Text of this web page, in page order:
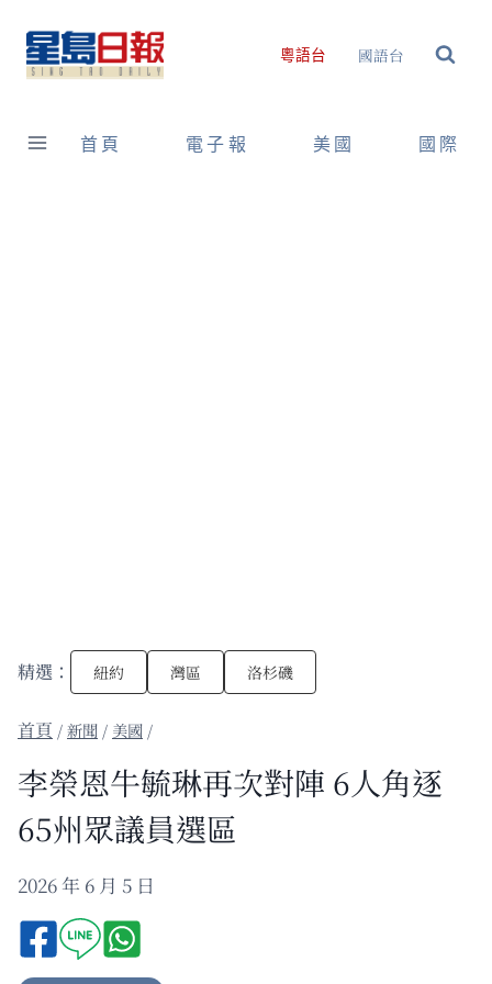
content
粵語台 國語台
首頁 電子報 美國 國際
精選： 紐約 灣區 洛杉磯
/新聞 / 美國 /
李榮恩牛毓琳再次對陣 6人角逐
65州眾議員選區
2026 年 6 月 5 日